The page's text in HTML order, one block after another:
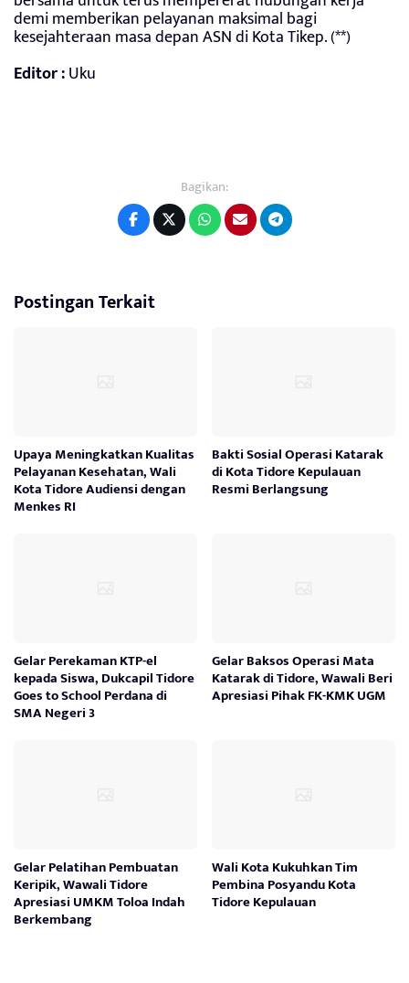
demi memberikan pelayanan maksimal bagi
kesejahteraan masa depan ASN di Kota Tikep. (**)
Editor :Uku
Bagikan:
Postingan Terkait
Upaya Meningkatkan Kualitas
Pelayanan Kesehatan, Wali
Kota Tidore Audiensi dengan
Menkes RI
Bakti Sosial Operasi Katarak
di Kota Tidore Kepulauan
Resmi Berlangsung
Gelar Perekaman KTP-el
kepada Siswa, Dukcapil Tidore
Goes to School Perdana di
SMA Negeri 3
Gelar Baksos Operasi Mata
Katarak di Tidore, Wawali Beri
Apresiasi Pihak FK-KMK UGM
Gelar Pelatihan Pembuatan
Keripik, Wawali Tidore
Apresiasi UMKM Toloa Indah
Berkembang
Wali Kota Kukuhkan Tim
Pembina Posyandu Kota
Tidore Kepulauan